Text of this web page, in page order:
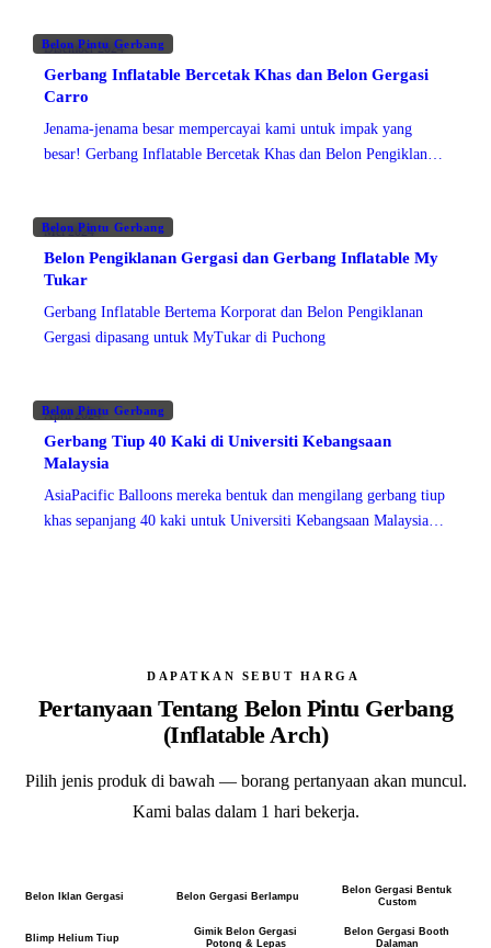
Belon Pintu Gerbang
Disember 2024
Gerbang Inflatable Bercetak Khas dan Belon Gergasi
Carro
Jenama-jenama besar mempercayai kami untuk impak yang
besar! Gerbang Inflatable Bercetak Khas dan Belon Pengiklanan
Belon Pintu Gerbang
Mei 2024
Belon Pengiklanan Gergasi dan Gerbang Inflatable My
Tukar
Gerbang Inflatable Bertema Korporat dan Belon Pengiklanan
Gergasi dipasang untuk MyTukar di Puchong
Belon Pintu Gerbang
April 2024
Gerbang Tiup 40 Kaki di Universiti Kebangsaan
Malaysia
AsiaPacific Balloons mereka bentuk dan mengilang gerbang tiup
khas sepanjang 40 kaki untuk Universiti Kebangsaan Malaysia
DAPATKAN SEBUT HARGA
Pertanyaan Tentang Belon Pintu Gerbang
(Inflatable Arch)
Pilih jenis produk di bawah — borang pertanyaan akan muncul.
Kami balas dalam 1 hari bekerja.
Belon Iklan Gergasi Belon Gergasi Berlampu
Belon Gergasi Bentuk
Custom
Blimp Helium Tiup
Gimik Belon Gergasi
Potong & Lepas
Belon Gergasi Booth
Dalaman